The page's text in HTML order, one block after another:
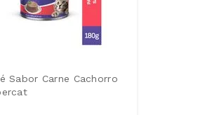
Sabor Carne Cachorro